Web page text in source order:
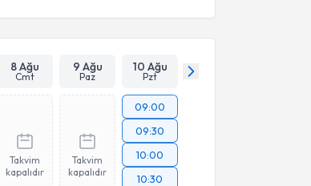
8 Ağu
Cmt
9 Ağu
Paz
10 Ağu
Pzt
Takvim
kapalıdır
Takvim
kapalıdır
09:00
09:30
10:00
10:30